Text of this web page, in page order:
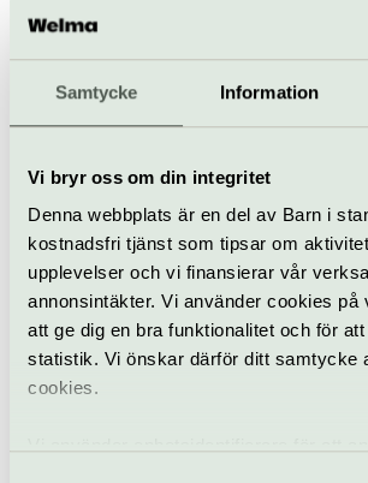
Samtycke Information
Vi bryr oss om din integritet
Denna webbplats är en del av Barn i
kostnadsfri tjänst som tipsar om
upplevelser och vi finansierar vår
annonsintäkter. Vi använder cookies på
att ge dig en bra funktionalitet och för
statistik. Vi önskar därför ditt samtycke
cookies.
Sommar i Stockholm
‹
Vad vill du hitta